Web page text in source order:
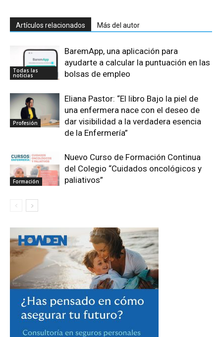
Artículos relacionados Más del autor
Todas las
noticias
BaremApp, una aplicación para
ayudarte a calcular la puntuación en las
bolsas de empleo
Profesión
Eliana Pastor: “El libro Bajo la piel de
una enfermera nace con el deseo de
dar visibilidad a la verdadera esencia
de la Enfermería”
Formación
Nuevo Curso de Formación Continua
del Colegio “Cuidados oncológicos y
paliativos”